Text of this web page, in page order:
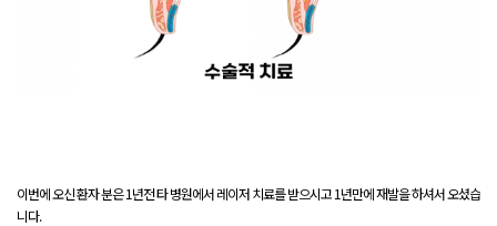
이번에 오신 환자 분은 1년전 타 병원에서 레이저 치료를 받으시고 1년만에 재발을 하셔서 오셨습
니다.